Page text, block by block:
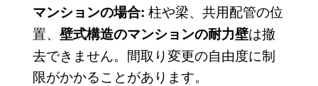
マンションの場合: 柱や梁、共用配管の位
置、 壁式構造のマンションの耐力壁は撤
去できません。間取り変更の自由度に制
限がかかることがあります。